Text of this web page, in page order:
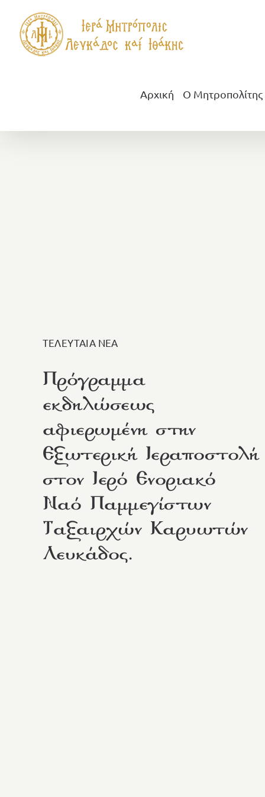
περιεχόμενο
Αρχική Ο Μητροπολίτης
ΤΕΛΕΥΤΑΙΑ ΝΕΑ
Πρόγραμμα
εκδηλώσεως
αφιερωμένη στην
Εξωτερική Ιεραποστολή
στον Ιερό Ενοριακό
Ναό Παμμεγίστων
Ταξαιρχών Καρυωτών
Λευκάδος.